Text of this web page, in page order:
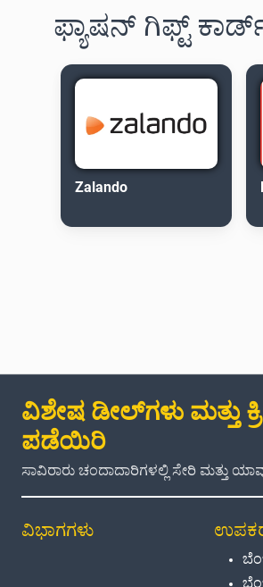
ಫ್ಯಾಷನ್ ಗಿಫ್ಟ್
Zalando
ವಿಶೇಷ ಡೀಲ್‌ಗಳು ಮತ್ತು
ಪಡೆಯಿರಿ
ಸಾವಿರಾರು ಚಂದಾದಾರಿಗಳಲ್ಲಿ ಸೇರಿ ಮತ್ತು
ವಿಭಾಗಗಳು